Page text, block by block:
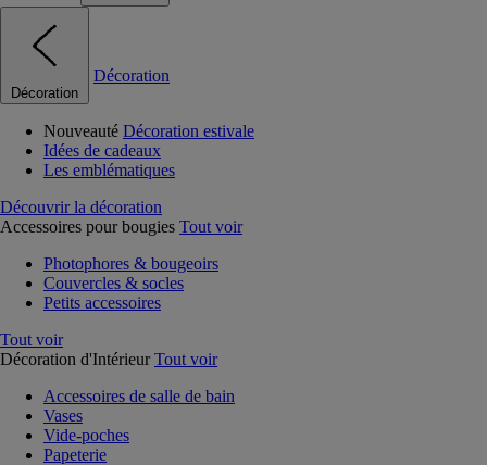
Décoration
Décoration
Nouveauté Décoration estivale
Idées de cadeaux
Les emblématiques
Découvrir la décoration
Accessoires pour bougies Tout voir
Photophores & bougeoirs
Couvercles & socles
Petits accessoires
Tout voir
Décoration d'Intérieur Tout voir
Accessoires de salle de bain
Vases
Vide-poches
Papeterie